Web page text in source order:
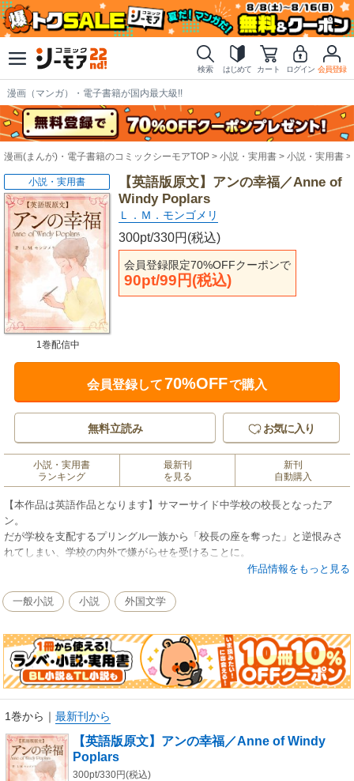
検索 はじめて カート ログイン 会員登録
漫画（マンガ）・電子書籍が国内最大級!!
漫画(まんが)・電子書籍のコミックシーモアTOP 小説・実用書 小説・実用書
【英語版原文】アンの幸福／Anne of
Windy Poplars
Ｌ．Ｍ．モンゴメリ
300pt/330円(税込)
会員登録限定70%OFFクーポンで
90pt/99円(税込)
小説・実用書
1巻配信中
会員登録して70%OFFで購入
無料立読み お気に入り
小説・実用書
ランキング
最新刊
を見る
新刊
自動購入
【本作品は英語作品となります】サマーサイド中学校の校長となったア
ン。
だが学校を支配するプリングル一族から「校長の座を奪った」と逆恨みさ
れてしまい、学校の内外で嫌がらせを受けることに。
そんなある日、訪れた生徒の家で古い日記を貰うこととなったが、それは
と共に航海に出た船乗りの手記であったため、アンはその日記をミス・セ
イラへと送ることを決めたのだった。
ミス・セイラが日記を読んでいると、そこにはプリングル一族が絶対に口
外したくない内容が記されており、ミス・セイラはアンはこのことを知っ
ていて敢えて自分に日記を送った、と思うのだが……。
作品情報をもっと見る
一般小説 小説 外国文学
1巻から ｜ 最新刊から
【英語版原文】アンの幸福／Anne of Windy
Poplars
300pt/330円(税込)